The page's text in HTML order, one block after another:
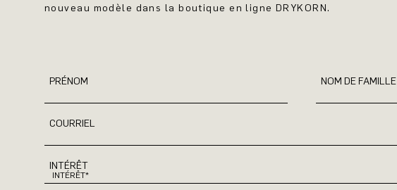
nouveau modèle dans la boutique en ligne DRYKORN.
PRÉNOM NOM DE FAMILLE
COURRIEL
INTÉRÊT